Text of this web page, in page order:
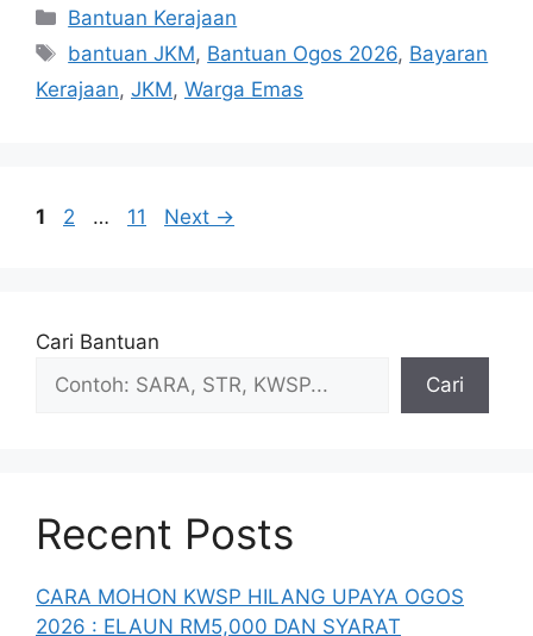
Categories
Bantuan Kerajaan
Tags
bantuan JKM, Bantuan Ogos 2026, Bayaran
Kerajaan, JKM, Warga Emas
Page
1 Page
2 … Page
11 Next →
Cari Bantuan
Cari
Recent Posts
CARA MOHON KWSP HILANG UPAYA OGOS
2026 : ELAUN RM5,000 DAN SYARAT